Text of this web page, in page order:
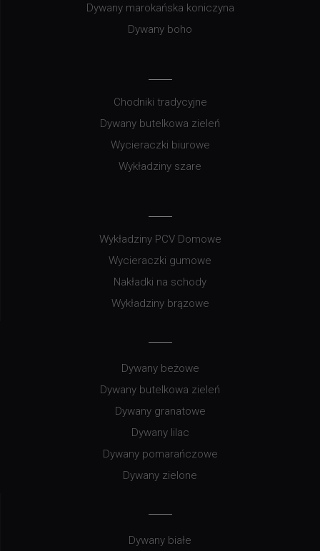
Dywany marokańska koniczyna
Dywany boho
Chodniki tradycyjne
Dywany butelkowa zieleń
Wycieraczki biurowe
Wykładziny szare
Wykładziny PCV Domowe
Wycieraczki gumowe
Nakładki na schody
Wykładziny brązowe
Dywany beżowe
Dywany butelkowa zieleń
Dywany granatowe
Dywany lilac
Dywany pomarańczowe
Dywany zielone
Dywany białe